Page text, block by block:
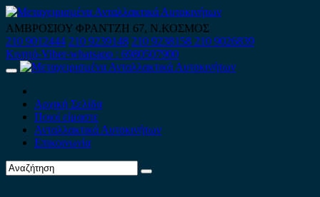
Skip
to
content
ΑΜΒΡΟΣΙΟΥ ΦΡΑΝΤΖΗ 67, Ν.ΚΟΣΜΟΣ
210 9012444 210 9239148 210 9238158 210 9026839
Κινητό-Viber-whatsapp : 6980507900
Primary
Αρχική Σελίδα
Ποιοί είμαστε
Ανταλλακτικά Αυτοκινήτων
Επικοινωνία